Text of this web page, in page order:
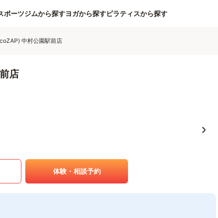
ポーツジムから探すヨガから探すピラティスから探す
中村公園駅前店
店
体験・相談予約